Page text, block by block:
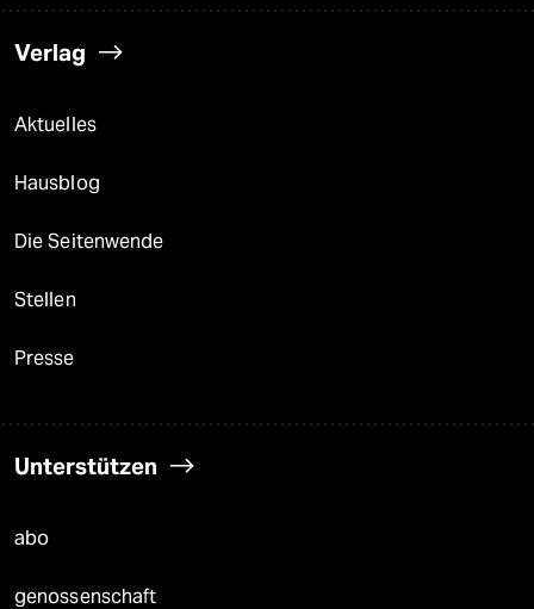
Verlag
Aktuelles
Hausblog
Die Seitenwende
Stellen
Presse
Unterstützen
abo
genossenschaft